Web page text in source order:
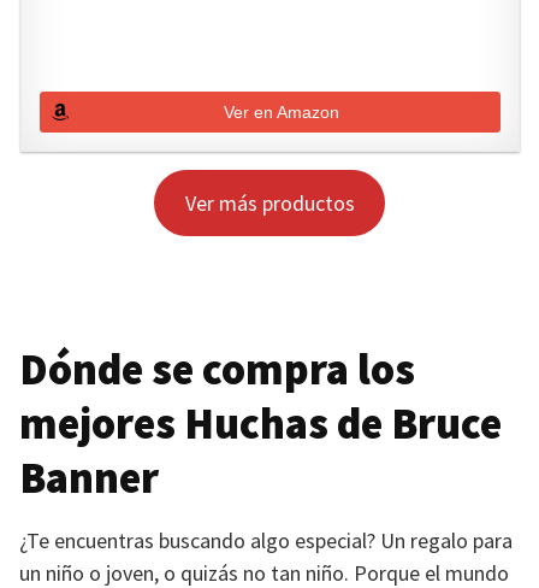
Ver en Amazon
Ver más productos
Dónde se compra los
mejores Huchas de Bruce
Banner
¿Te encuentras buscando algo especial? Un regalo para
un niño o joven, o quizás no tan niño. Porque el mundo